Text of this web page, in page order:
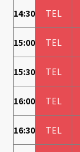
14:30 TEL
15:00 TEL
15:30 TEL
16:00 TEL
16:30 TEL